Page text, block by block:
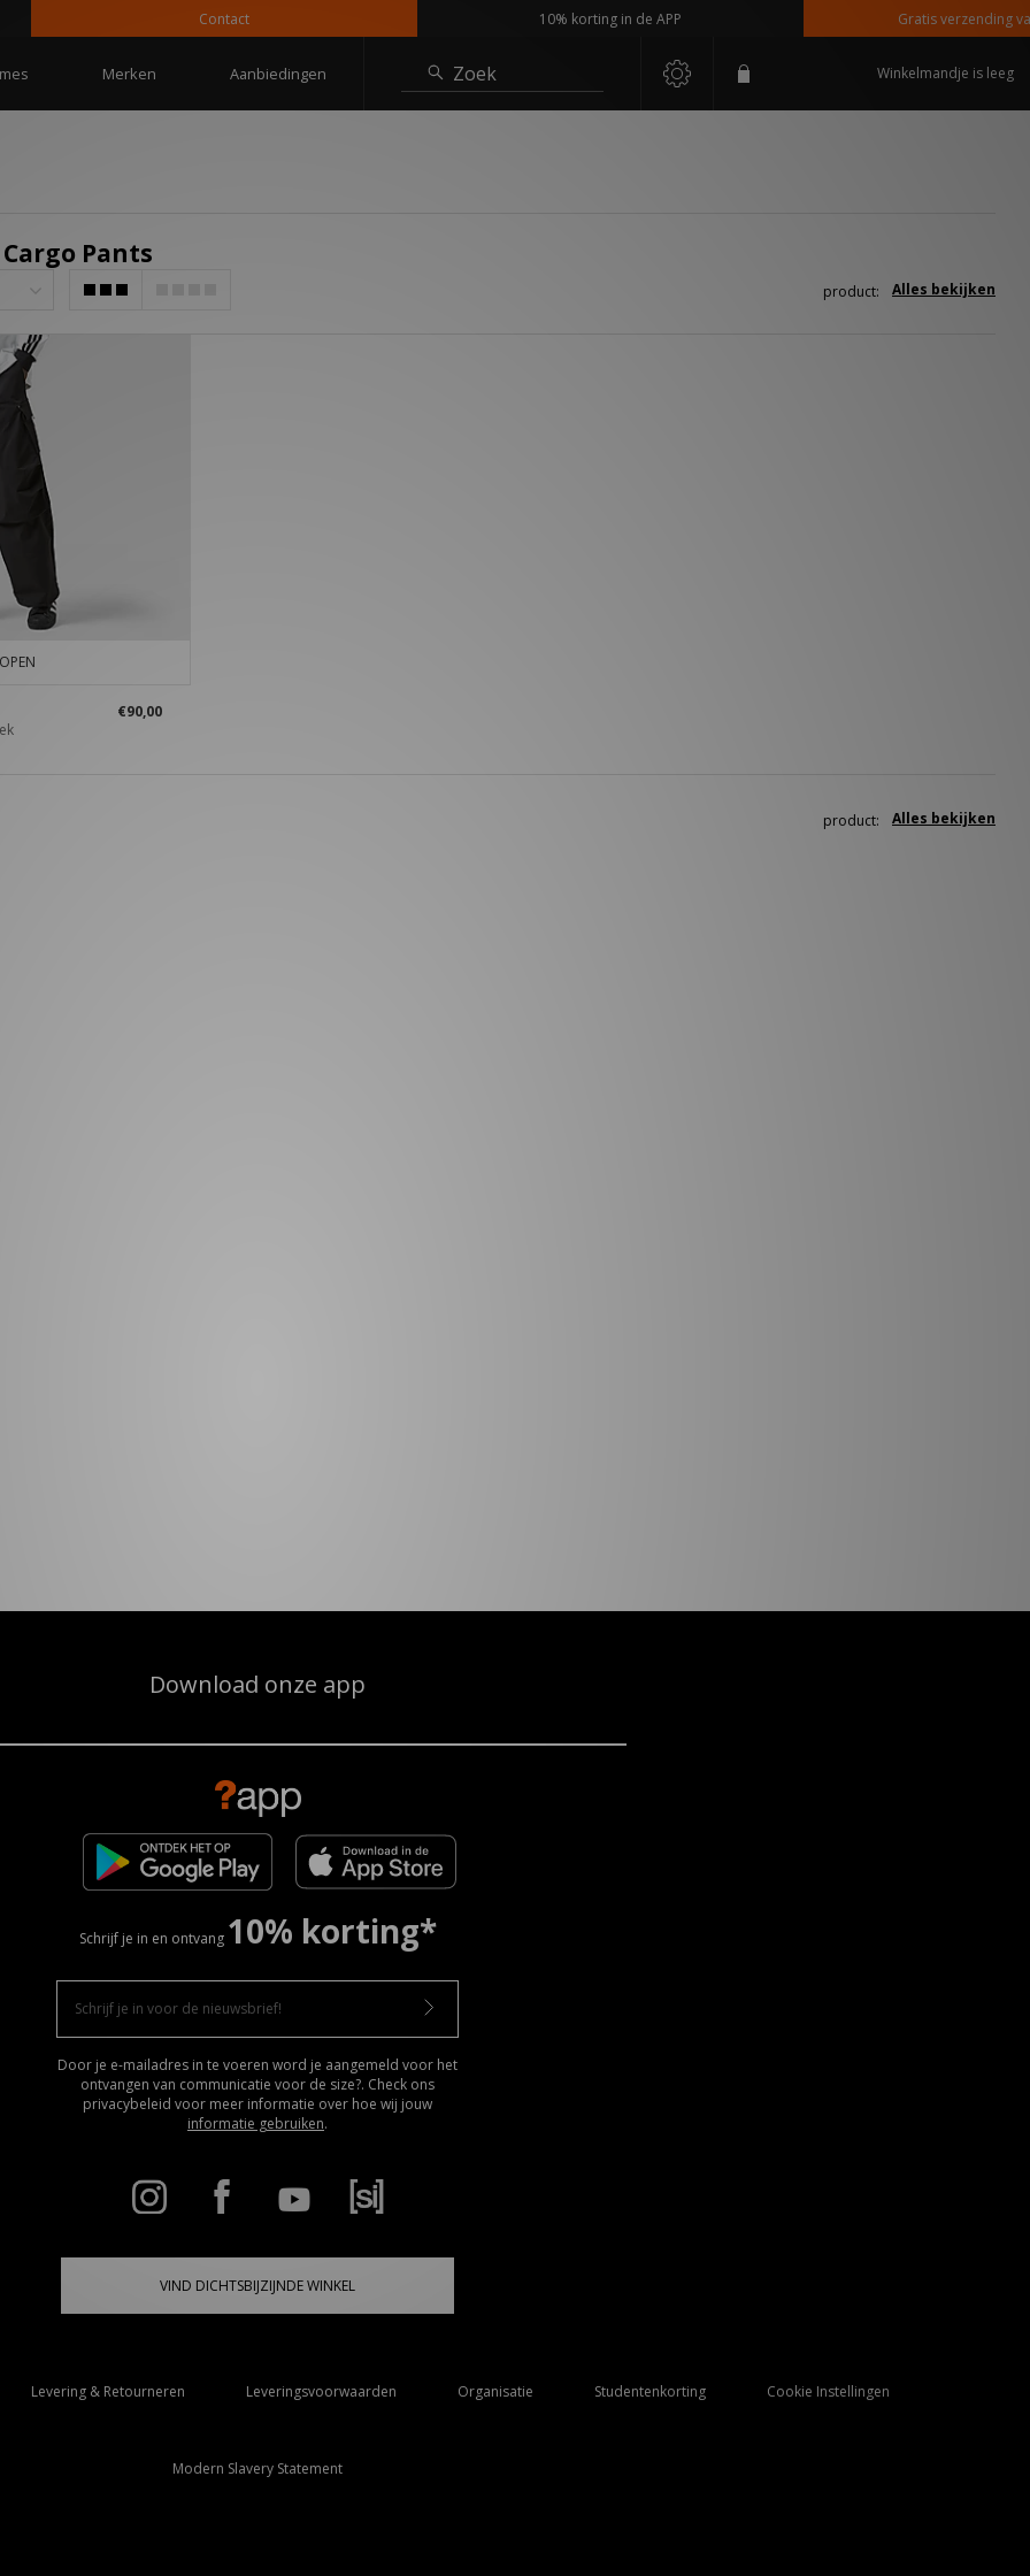
Contact 10% korting in de APP Gratis verzending
Merken Aanbiedingen Zoek Winkelmandje is leeg
Pants
Alles bekijken
product:
€90,00
Alles bekijken
product:
Download onze app
Schrijf je in en ontvang 10% korting*
Door je e-mailadres in te voeren word je aangemeld voor het
ontvangen van communicatie voor de size?. Check ons
privacybeleid voor meer informatie over hoe wij jouw
informatie gebruiken.
VIND DICHTSBIJZIJNDE WINKEL
Levering & Retourneren Leveringsvoorwaarden Organisatie Studentenkorting Cookie Instellingen
Modern Slavery Statement